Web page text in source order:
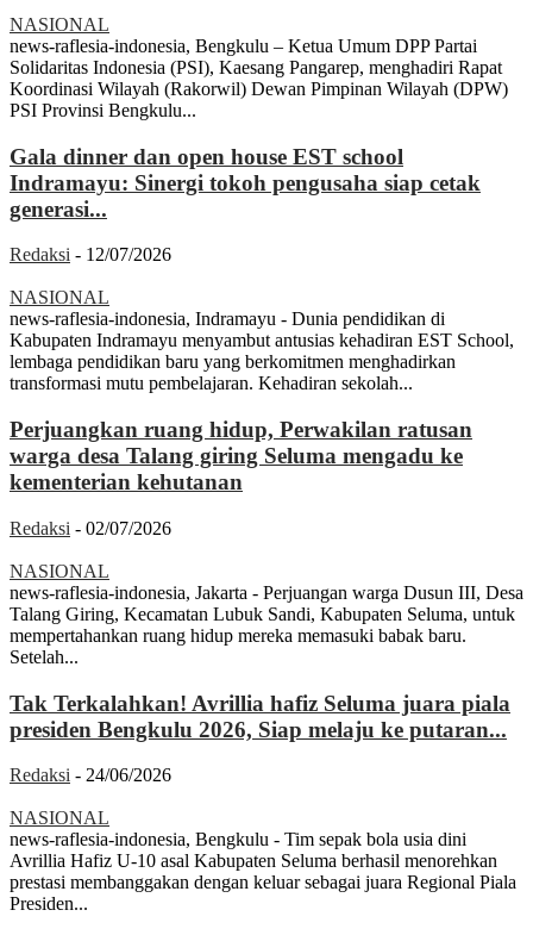
NASIONAL
news-raflesia-indonesia, Bengkulu – Ketua Umum DPP Partai
Solidaritas Indonesia (PSI), Kaesang Pangarep, menghadiri Rapat
Koordinasi Wilayah (Rakorwil) Dewan Pimpinan Wilayah (DPW)
PSI Provinsi Bengkulu...
Gala dinner dan open house EST school
Indramayu: Sinergi tokoh pengusaha siap cetak
generasi...
Redaksi - 12/07/2026
NASIONAL
news-raflesia-indonesia, Indramayu - Dunia pendidikan di
Kabupaten Indramayu menyambut antusias kehadiran EST School,
lembaga pendidikan baru yang berkomitmen menghadirkan
transformasi mutu pembelajaran. Kehadiran sekolah...
Perjuangkan ruang hidup, Perwakilan ratusan
warga desa Talang giring Seluma mengadu ke
kementerian kehutanan
Redaksi - 02/07/2026
NASIONAL
news-raflesia-indonesia, Jakarta - Perjuangan warga Dusun III, Desa
Talang Giring, Kecamatan Lubuk Sandi, Kabupaten Seluma, untuk
mempertahankan ruang hidup mereka memasuki babak baru.
Setelah...
Tak Terkalahkan! Avrillia hafiz Seluma juara piala
presiden Bengkulu 2026, Siap melaju ke putaran...
Redaksi - 24/06/2026
NASIONAL
news-raflesia-indonesia, Bengkulu - Tim sepak bola usia dini
Avrillia Hafiz U-10 asal Kabupaten Seluma berhasil menorehkan
prestasi membanggakan dengan keluar sebagai juara Regional Piala
Presiden...